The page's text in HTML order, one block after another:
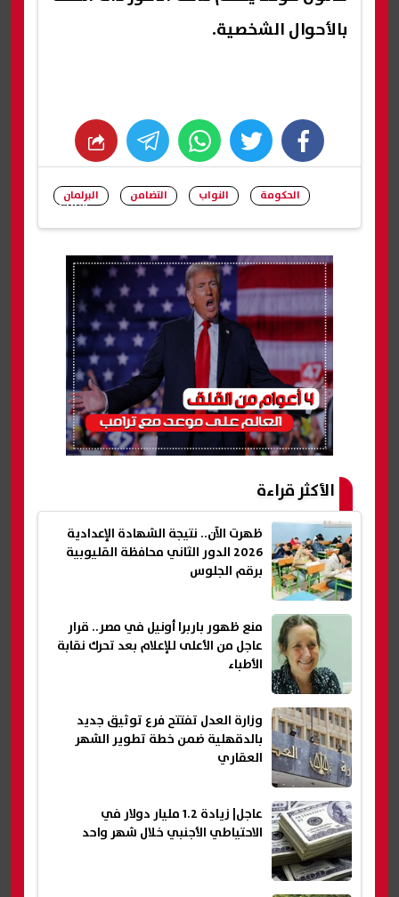
بالأحوال الشخصية.
facebook
twitter
whats
شارك
الحكومة النواب التضامن البرلمان
الأكثر قراءة
ظهرت الآن.. نتيجة الشهادة الإعدادية
2026 الدور الثاني محافظة القليوبية
برقم الجلوس
منع ظهور باربرا أونيل في مصر.. قرار
عاجل من الأعلى للإعلام بعد تحرك نقابة
الأطباء
وزارة العدل تفتتح فرع توثيق جديد
بالدقهلية ضمن خطة تطوير الشهر
العقاري
عاجل| زيادة 1.2 مليار دولار في
الاحتياطي الأجنبي خلال شهر واحد